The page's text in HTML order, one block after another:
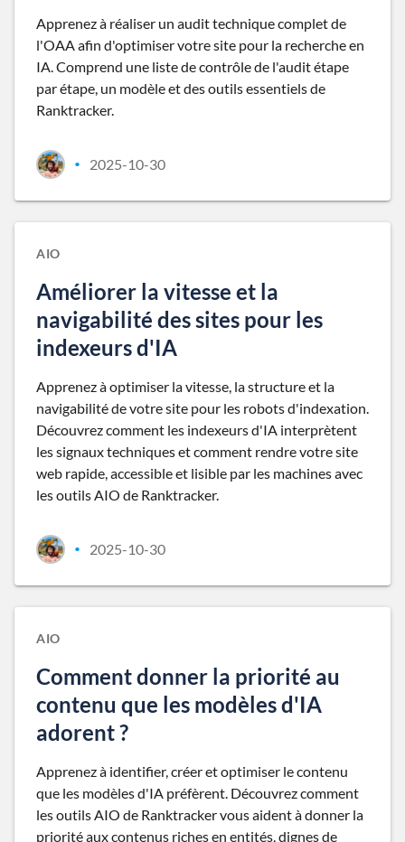
Apprenez à réaliser un audit technique complet de
l'OAA afin d'optimiser votre site pour la recherche en
IA. Comprend une liste de contrôle de l'audit étape
par étape, un modèle et des outils essentiels de
Ranktracker.
• 2025-10-30
AIO
Améliorer la vitesse et la
navigabilité des sites pour les
indexeurs d'IA
Apprenez à optimiser la vitesse, la structure et la
navigabilité de votre site pour les robots d'indexation.
Découvrez comment les indexeurs d'IA interprètent
les signaux techniques et comment rendre votre site
web rapide, accessible et lisible par les machines avec
les outils AIO de Ranktracker.
• 2025-10-30
AIO
Comment donner la priorité au
contenu que les modèles d'IA
adorent ?
Apprenez à identifier, créer et optimiser le contenu
que les modèles d'IA préfèrent. Découvrez comment
les outils AIO de Ranktracker vous aident à donner la
priorité aux contenus riches en entités, dignes de